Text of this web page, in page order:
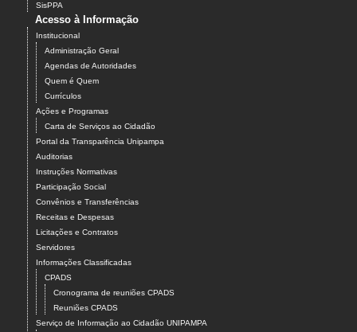
SisPPA
Acesso à Informação
Institucional
Administração Geral
Agendas de Autoridades
Quem é Quem
Currículos
Ações e Programas
Carta de Serviços ao Cidadão
Portal da Transparência Unipampa
Auditorias
Instruções Normativas
Participação Social
Convênios e Transferências
Receitas e Despesas
Licitações e Contratos
Servidores
Informações Classificadas
CPADS
Cronograma de reuniões CPADS
Reuniões CPADS
Serviço de Informação ao Cidadão UNIPAMPA